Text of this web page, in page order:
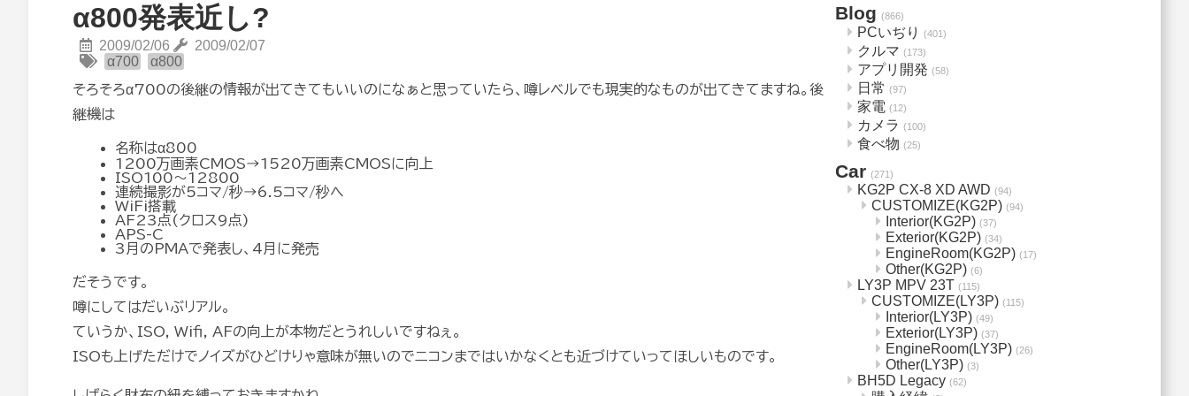
α800発表近し?
2009/02/06
2009/02/07
α700
α800
そろそろα700の後継の情報が出てきてもいいのになぁと思っていたら、噂レベルでも現実的なものが出てきてますね。後
継機は
名称はα800
1200万画素CMOS→1520万画素CMOSに向上
ISO100〜12800
連続撮影が5コマ/秒→6.5コマ/秒へ
WiFi搭載
AF23点(クロス9点)
APS-C
3月のPMAで発表し、4月に発売
だそうです。
噂にしてはだいぶリアル。
ていうか、ISO, Wifi, AFの向上が本物だとうれしいですねぇ。
ISOも上げただけでノイズがひどけりゃ意味が無いのでニコンまではいかなくとも近づけていってほしいものです。
Blog (866)
PCいぢり (401)
クルマ (173)
アプリ開発 (58)
日常 (97)
家電 (12)
カメラ (100)
食べ物 (25)
Car (271)
KG2P CX-8 XD AWD (94)
CUSTOMIZE(KG2P) (94)
Interior(KG2P) (37)
Exterior(KG2P) (34)
EngineRoom(KG2P) (17)
Other(KG2P) (6)
LY3P MPV 23T (115)
CUSTOMIZE(LY3P) (115)
Interior(LY3P) (49)
Exterior(LY3P) (37)
EngineRoom(LY3P) (26)
Other(LY3P) (3)
BH5D Legacy (62)